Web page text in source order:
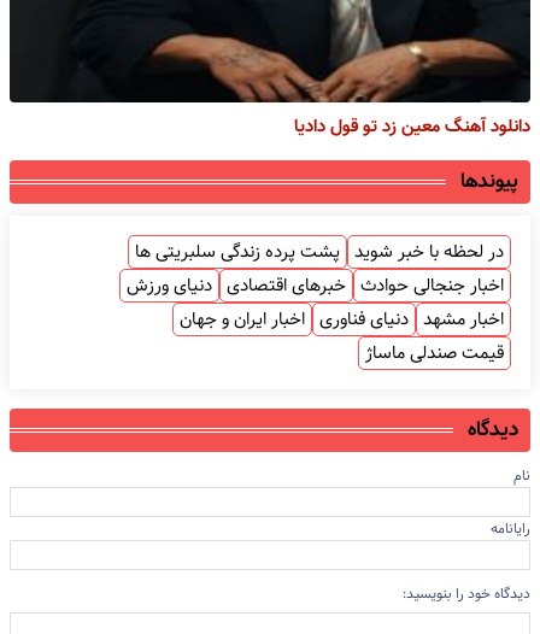
دانلود آهنگ معین زد تو قول دادیا
پیوندها
در لحظه با خبر شوید پشت پرده زندگی سلبریتی ها
اخبار جنجالی حوادث خبرهای اقتصادی دنیای ورزش
اخبار مشهد دنیای فناوری اخبار ایران و جهان
قیمت صندلی ماساژ
دیدگاه
نام
رایانامه
دیدگاه خود را بنویسید: